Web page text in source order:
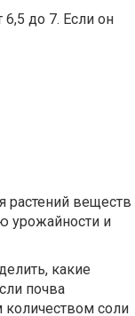
до 7. Если он
растений веществ
урожайности и
какие
почва
количеством соли